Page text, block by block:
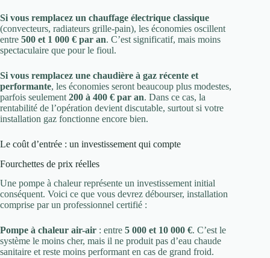
Si vous remplacez un chauffage électrique classique
(convecteurs, radiateurs grille-pain), les économies oscillent
entre 500 et 1 000 € par an. C’est significatif, mais moins
spectaculaire que pour le fioul.
Si vous remplacez une chaudière à gaz récente et
performante, les économies seront beaucoup plus modestes,
parfois seulement 200 à 400 € par an. Dans ce cas, la
rentabilité de l’opération devient discutable, surtout si votre
installation gaz fonctionne encore bien.
Le coût d’entrée : un investissement qui compte
Fourchettes de prix réelles
Une pompe à chaleur représente un investissement initial
conséquent. Voici ce que vous devrez débourser, installation
comprise par un professionnel certifié :
Pompe à chaleur air-air : entre 5 000 et 10 000 €. C’est le
système le moins cher, mais il ne produit pas d’eau chaude
sanitaire et reste moins performant en cas de grand froid.